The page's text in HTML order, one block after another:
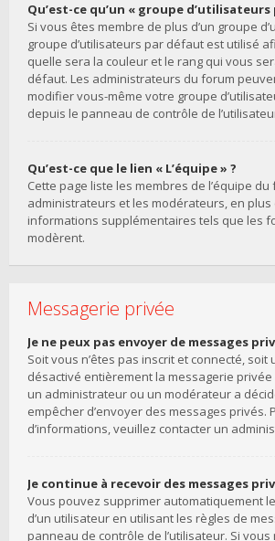
Qu’est-ce qu’un « groupe
Si vous êtes membre de plus d’un groupe
groupe d’utilisateurs par défaut est utilisé
quelle sera la couleur et le rang qui vous
défaut. Les administrateurs du forum
modifier vous-même votre groupe
depuis le panneau de contrôle de
Qu’est-ce que le lien « L’équipe » ?
Cette page liste les membres de l’équipe
administrateurs et les modérateurs, en
informations supplémentaires tels que les
modèrent.
Messagerie privée
Je ne peux pas envoyer de messages
Soit vous n’êtes pas inscrit et connecté,
désactivé entièrement la messagerie
un administrateur ou un modérateur a
empêcher d’envoyer des messages privés.
d’informations, veuillez contacter un
Je continue à recevoir des messages
Vous pouvez supprimer automatiquement
d’un utilisateur en utilisant les règles de
panneau de contrôle de l’utilisateur. Si